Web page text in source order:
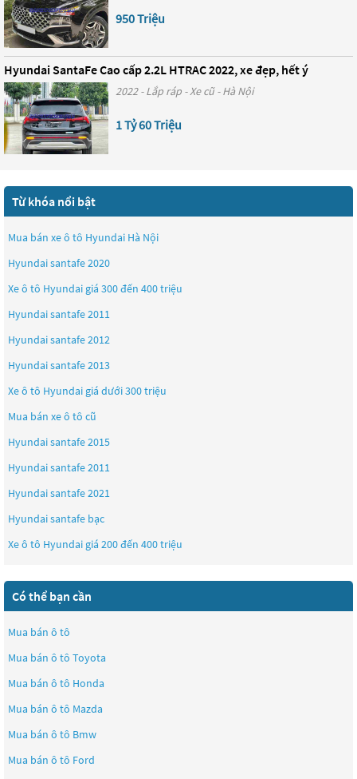
950 Triệu
Hyundai SantaFe Cao cấp 2.2L HTRAC 2022, xe đẹp, hết ý
2022 - Lắp ráp - Xe cũ - Hà Nội
1 Tỷ 60 Triệu
Từ khóa nổi bật
Mua bán xe ô tô Hyundai Hà Nội
Hyundai santafe 2020
Xe ô tô Hyundai giá 300 đến 400 triệu
Hyundai santafe 2011
Hyundai santafe 2012
Hyundai santafe 2013
Xe ô tô Hyundai giá dưới 300 triệu
Mua bán xe ô tô cũ
Hyundai santafe 2015
Hyundai santafe 2011
Hyundai santafe 2021
Hyundai santafe bạc
Xe ô tô Hyundai giá 200 đến 400 triệu
Có thể bạn cần
Mua bán ô tô
Mua bán ô tô Toyota
Mua bán ô tô Honda
Mua bán ô tô Mazda
Mua bán ô tô Bmw
Mua bán ô tô Ford